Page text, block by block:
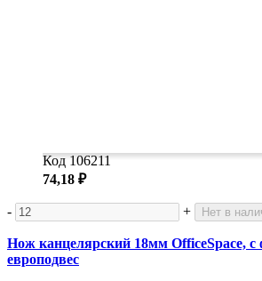
Код 106211
74,18 ₽
- + Нет в
Нож канцелярский 18мм OfficeSpace, с
европодвес